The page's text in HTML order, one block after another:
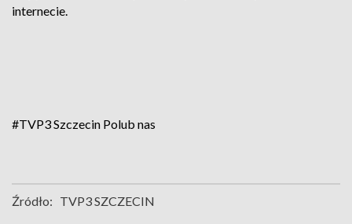
internecie.
#TVP3 Szczecin Polub nas
Źródło: TVP3 SZCZECIN